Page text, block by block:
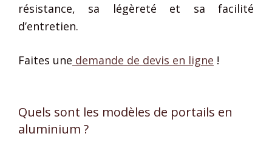
résistance, sa légèreté et sa facilité
d’entretien.
Faites une demande de devis en ligne !
Quels sont les modèles de portails en
aluminium ?